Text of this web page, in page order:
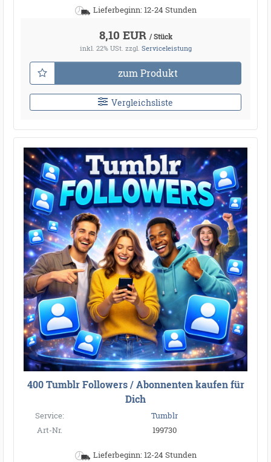
Lieferbeginn: 12-24 Stunden
8,10 EUR / Stück
inkl. 22% USt. zzgl. Serviceleistung
zum Produkt
Vergleichsliste
400 Tumblr Followers / Abonnenten kaufen für
Dich
Service:
Tumblr
Art-Nr.
199730
Lieferbeginn: 12-24 Stunden